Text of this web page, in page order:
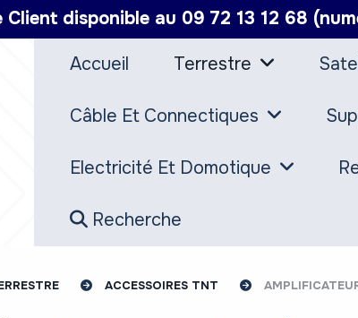
Client disponible au 09 72 13 12 68
Accueil Terrestre
Câble Et Connectiques
Electricité Et Domotique
Recherche
ACCESSOIRES TNT